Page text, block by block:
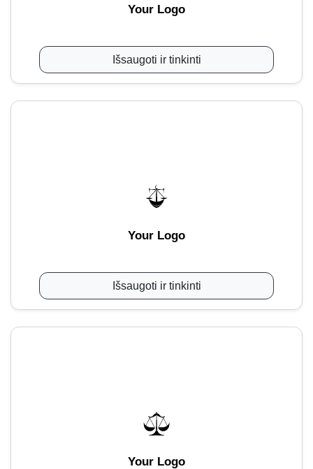
Your Logo
Išsaugoti ir tinkinti
Your Logo
Išsaugoti ir tinkinti
Your Logo